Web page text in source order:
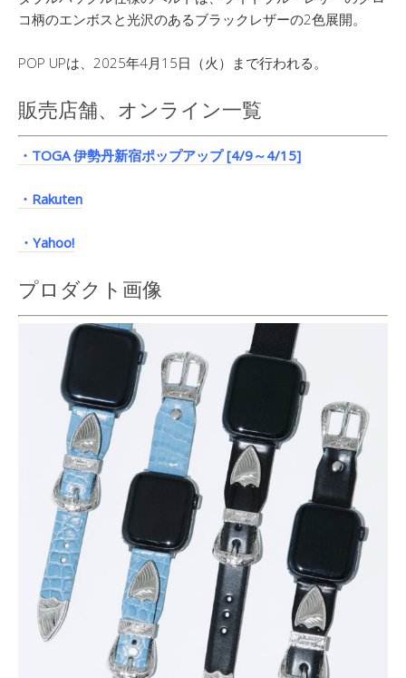
コ柄のエンボスと光沢のあるブラックレザーの2色展開。
POP UPは、2025年4月15日（火）まで行われる。
販売店舗、オンライン一覧
・TOGA 伊勢丹新宿ポップアップ [4/9～4/15]
・Rakuten
・Yahoo!
プロダクト画像